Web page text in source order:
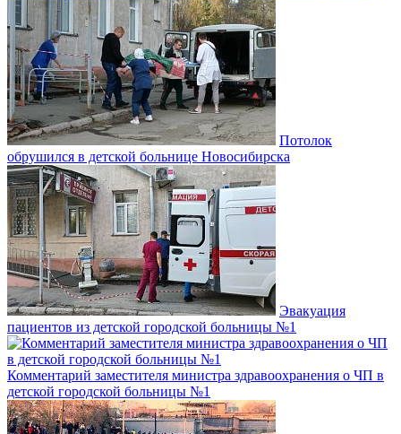
Потолок
обрушился в детской больнице Новосибирска
Эвакуация
пациентов из детской городской больницы №1
Комментарий заместителя министра здравоохранения о ЧП в
детской городской больницы №1